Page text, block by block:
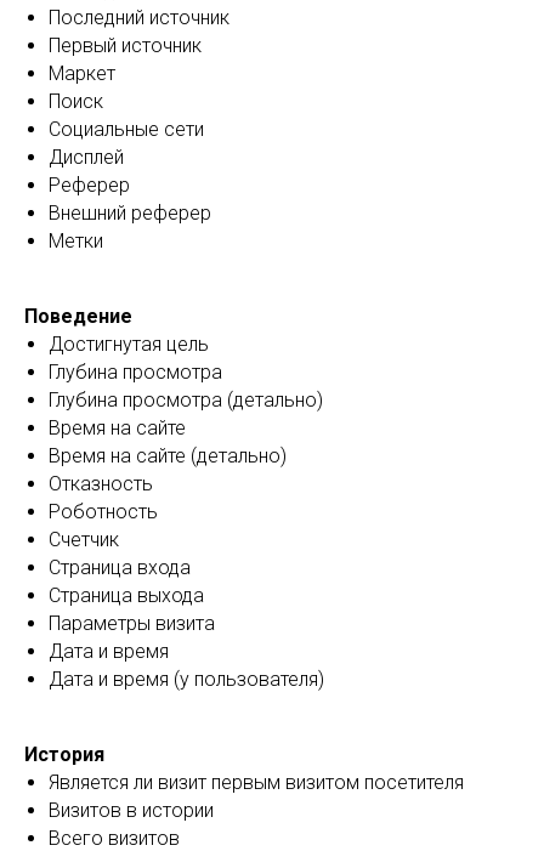
Последний источник
Первый источник
Маркет
Поиск
Социальные сети
Дисплей
Реферер
Внешний реферер
Метки
Поведение
Достигнутая цель
Глубина просмотра
Глубина просмотра (детально)
Время на сайте
Время на сайте (детально)
Отказность
Роботность
Счетчик
Страница входа
Страница выхода
Параметры визита
Дата и время
Дата и время (у пользователя)
История
Является ли визит первым визитом посетителя
Визитов в истории
Всего визитов